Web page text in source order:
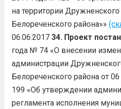
на территории
Белореченского района»»
06.06.2017 34. Проект
года № 74 «О внесении
администрации
Белореченского района от
199 «Об утверждении
регламента исполнения